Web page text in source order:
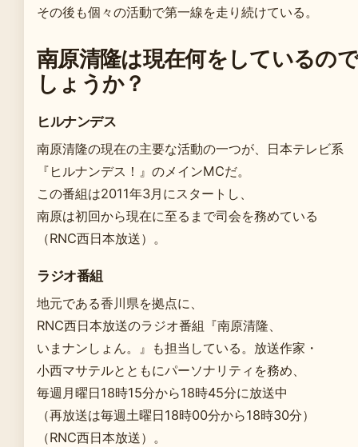
その後も個々の活動で第一線を走り続けている。
南原清隆は現在何をしているので
しょうか？
ヒルナンデス
南原清隆の現在の主要な活動の一つが、日本テレビ系
『ヒルナンデス！』のメインMCだ。
この番組は2011年3月にスタートし、
南原は初回から現在に至るまで司会を務めている
（RNC西日本放送）。
ラジオ番組
地元である香川県を拠点に、
RNC西日本放送のラジオ番組『南原清隆、
いまナンしょん。』も担当している。放送作家・
小西マサテルとともにパーソナリティを務め、
毎週月曜日18時15分から18時45分に放送中
（再放送は毎週土曜日18時00分から18時30分）
（RNC西日本放送）。